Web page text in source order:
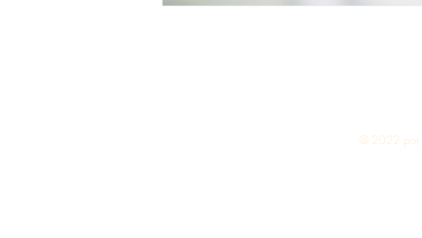
© 2022 por